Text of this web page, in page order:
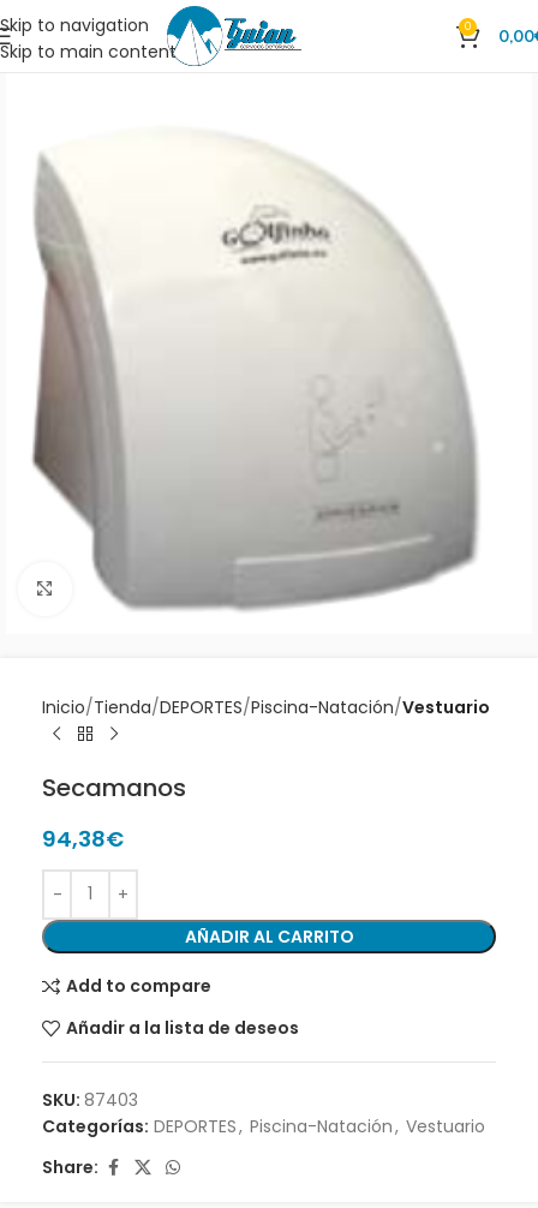
Skip to navigation
Skip to main content
0 0,00
Clic para ampliar
Inicio Tienda DEPORTES Piscina-Natación Vestuario
Secamanos
94,38€
AÑADIR AL CARRITO
Add to compare
Añadir a la lista de deseos
SKU: 87403
Categorías: DEPORTES, Piscina-Natación, Vestuario
Share: